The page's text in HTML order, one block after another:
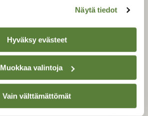
Näytä tiedot
Hyväksy evästeet
Muokkaa valintoja
Vain välttämättömät
luonnonsuojelu­liitto.